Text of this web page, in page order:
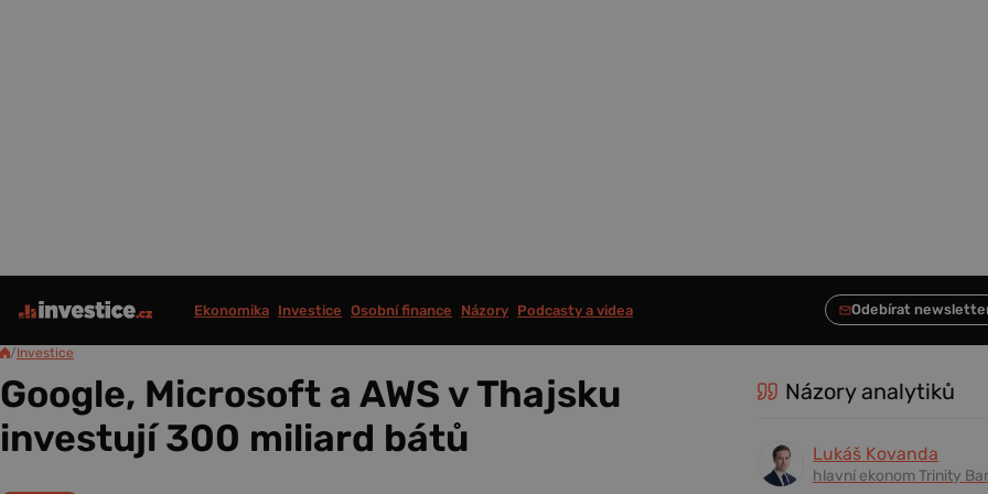
Ekonomika Investice Osobní finance Názory Podcasty a videa
/Investice
Google, Microsoft a AWS v Thajsku
investují 300 miliard bátů
Názory analytiků
Lukáš Kovanda
hlavní ekonom Trinity